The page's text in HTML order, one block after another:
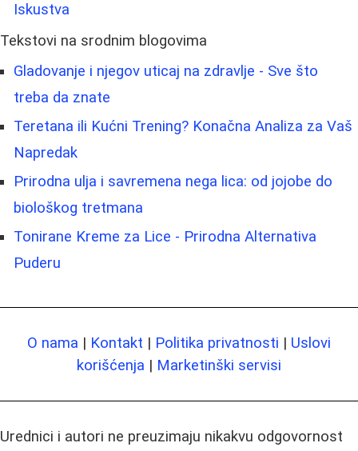
Iskustva
Tekstovi na srodnim blogovima
Gladovanje i njegov uticaj na zdravlje - Sve što
treba da znate
Teretana ili Kućni Trening? Konačna Analiza za Vaš
Napredak
Prirodna ulja i savremena nega lica: od jojobe do
biološkog tretmana
Tonirane Kreme za Lice - Prirodna Alternativa
Puderu
O nama | Kontakt | Politika privatnosti | Uslovi
korišćenja | Marketinški servisi
Urednici i autori ne preuzimaju nikakvu odgovornost